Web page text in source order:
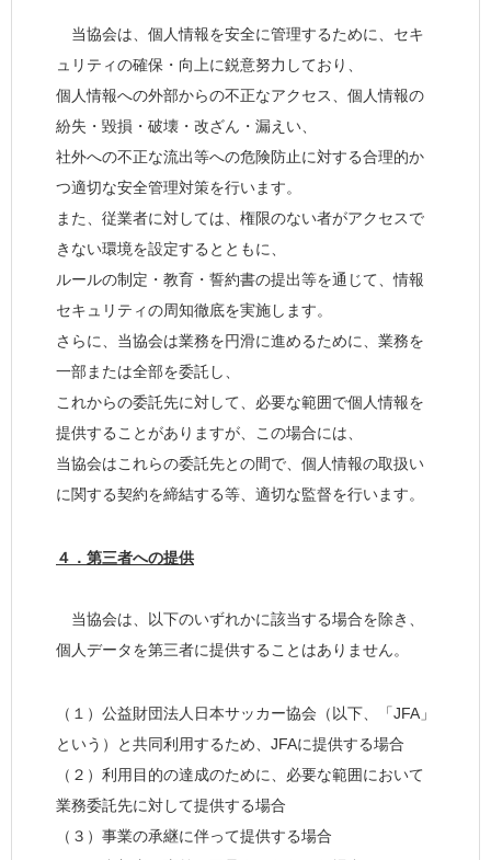
当協会は、個人情報を安全に管理するために、セキ
ュリティの確保・向上に鋭意努力しており、
個人情報への外部からの不正なアクセス、個人情報の
紛失・毀損・破壊・改ざん・漏えい、
社外への不正な流出等への危険防止に対する合理的か
つ適切な安全管理対策を行います。
また、従業者に対しては、権限のない者がアクセスで
きない環境を設定するとともに、
ルールの制定・教育・誓約書の提出等を通じて、情報
セキュリティの周知徹底を実施します。
さらに、当協会は業務を円滑に進めるために、業務を
一部または全部を委託し、
これからの委託先に対して、必要な範囲で個人情報を
提供することがありますが、この場合には、
当協会はこれらの委託先との間で、個人情報の取扱い
に関する契約を締結する等、適切な監督を行います。
４．第三者への提供
当協会は、以下のいずれかに該当する場合を除き、
個人データを第三者に提供することはありません。
（１）公益財団法人日本サッカー協会（以下、「JFA」
という）と共同利用するため、JFAに提供する場合
（２）利用目的の達成のために、必要な範囲において
業務委託先に対して提供する場合
（３）事業の承継に伴って提供する場合